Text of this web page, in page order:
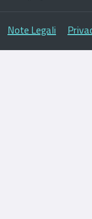
Note Legali